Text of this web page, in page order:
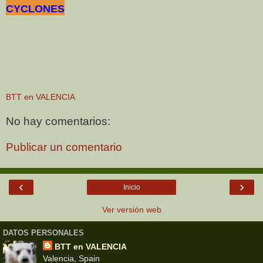
CYCLONES
BTT en VALENCIA
No hay comentarios:
Publicar un comentario
‹ ›
Inicio
Ver versión web
DATOS PERSONALES
BTT en VALENCIA
Valencia, Spain